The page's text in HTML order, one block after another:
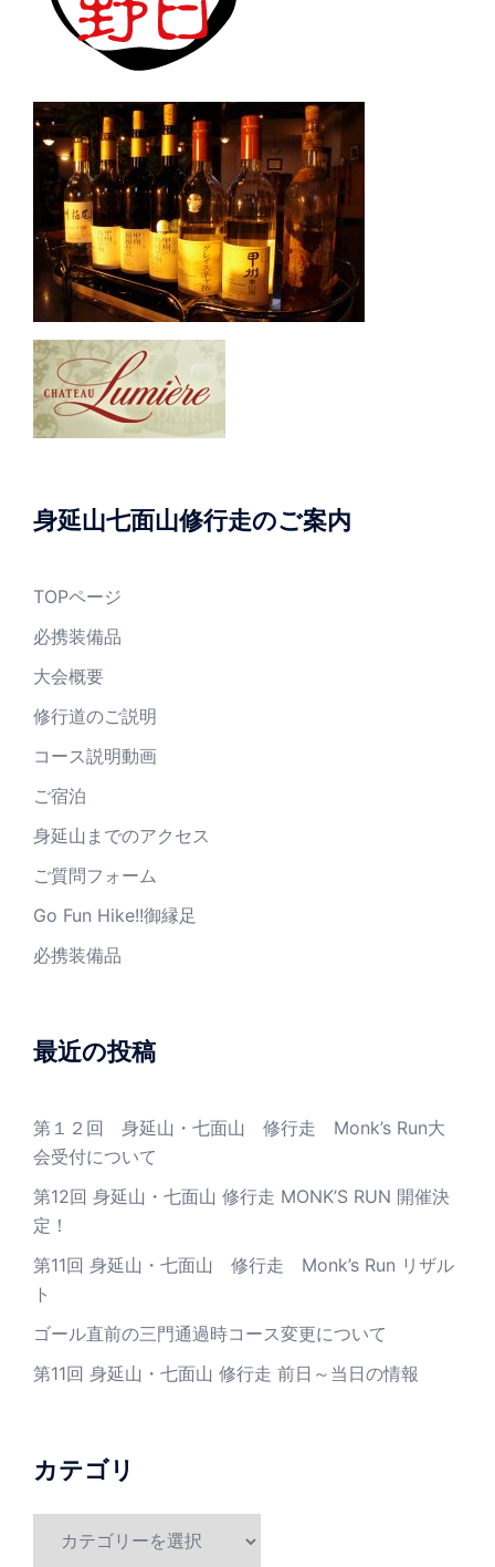
身延山七面山修行走のご案内
TOPページ
必携装備品
大会概要
修行道のご説明
コース説明動画
ご宿泊
身延山までのアクセス
ご質問フォーム
Go Fun Hike!!御縁足
必携装備品
最近の投稿
第１２回 身延山・七面山 修行走 Monk’s Run大
会受付について
第12回 身延山・七面山 修行走 MONK’S RUN 開催決
定！
第11回 身延山・七面山 修行走 Monk’s Run リザル
ト
ゴール直前の三門通過時コース変更について
第11回 身延山・七面山 修行走 前日～当日の情報
カテゴリ